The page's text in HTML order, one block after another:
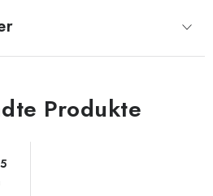
Produkte